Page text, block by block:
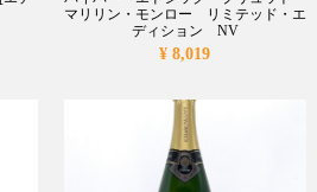
マリリン・モンロー リミテッド・エ
ディション NV
¥ 8,019